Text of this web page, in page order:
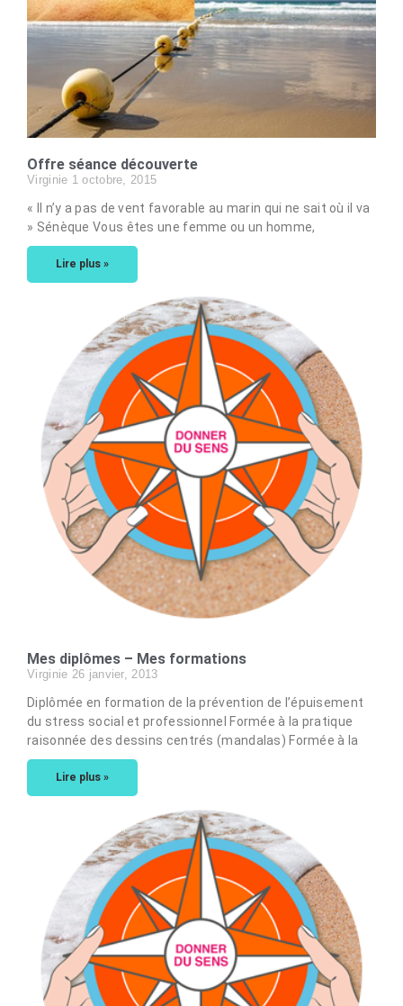
Offre séance découverte
Virginie 1 octobre, 2015
« Il n’y a pas de vent favorable au marin qui ne sait où il va
» Sénèque Vous êtes une femme ou un homme,
Lire plus »
Mes diplômes – Mes formations
Virginie 26 janvier, 2013
Diplômée en formation de la prévention de l’épuisement
du stress social et professionnel Formée à la pratique
raisonnée des dessins centrés (mandalas) Formée à la
Lire plus »